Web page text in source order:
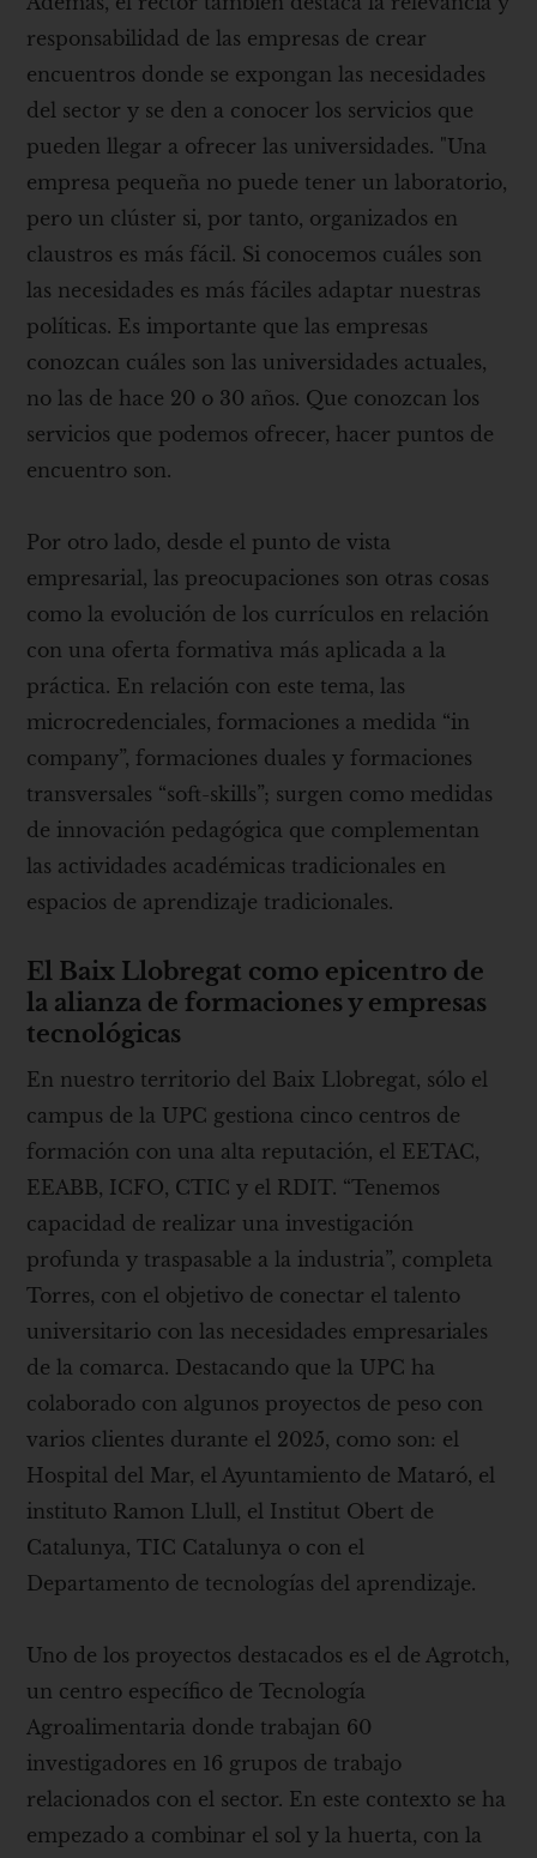
responsabilidad de las empresas de crear
encuentros donde se expongan las necesidades
del sector y se den a conocer los servicios que
pueden llegar a ofrecer las universidades. "Una
empresa pequeña no puede tener un laboratorio,
pero un clúster si, por tanto, organizados en
claustros es más fácil. Si conocemos cuáles son
las necesidades es más fáciles adaptar nuestras
políticas. Es importante que las empresas
conozcan cuáles son las universidades actuales,
no las de hace 20 o 30 años. Que conozcan los
servicios que podemos ofrecer, hacer puntos de
encuentro son.
Por otro lado, desde el punto de vista
empresarial, las preocupaciones son otras cosas
como la evolución de los currículos en relación
con una oferta formativa más aplicada a la
práctica. En relación con este tema, las
microcredenciales, formaciones a medida “in
company”, formaciones duales y formaciones
transversales “soft-skills”; surgen como medidas
de innovación pedagógica que complementan
las actividades académicas tradicionales en
espacios de aprendizaje tradicionales.
El Baix Llobregat como epicentro de
la alianza de formaciones y empresas
tecnológicas
En nuestro territorio del Baix Llobregat, sólo el
campus de la UPC gestiona cinco centros de
formación con una alta reputación, el EETAC,
EEABB, ICFO, CTIC y el RDIT. “Tenemos
capacidad de realizar una investigación
profunda y traspasable a la industria”, completa
Torres, con el objetivo de conectar el talento
universitario con las necesidades empresariales
de la comarca. Destacando que la UPC ha
colaborado con algunos proyectos de peso con
varios clientes durante el 2025, como son: el
Hospital del Mar, el Ayuntamiento de Mataró, el
instituto Ramon Llull, el Institut Obert de
Catalunya, TIC Catalunya o con el
Departamento de tecnologías del aprendizaje.
Uno de los proyectos destacados es el de Agrotch,
un centro específico de Tecnología
Agroalimentaria donde trabajan 60
investigadores en 16 grupos de trabajo
relacionados con el sector. En este contexto se ha
empezado a combinar el sol y la huerta, con la